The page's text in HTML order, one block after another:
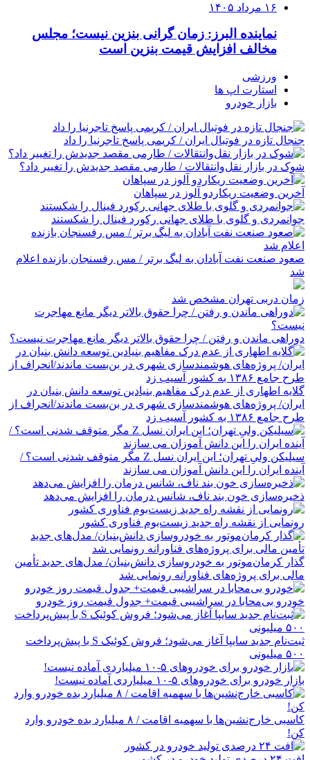
۱۶ مرداد ۱۴۰۵
نماینده البرز: زمان گرانی بنزین نیست؛ مجلس
مخالف افزایش قیمت بنزین است
ورزشی
استارت اپ ها
بازار خودرو
جنجال تازه در فوتبال ایران / کریمی پاسخ تاجرنیا را داد
شوک در بازار نقل‌وانتقالات / طارمی مقصد جدیدش را تغییر داد؟
آخرین وضعیت ریکاردو آلوز در سپاهان
جوانمردی و گلوی با طلای جهانی رکورد فینال را شکستند
صعود صنعت نفت آبادان به لیگ برتر / مس رفسنجان بازنده اعلام
شد
زمان دربی تهران مشخص شد
دوراهی ماندن و رفتن / چرا حقوق بالاتر دیگر مانع مهاجرت نیست؟
گلایه اطهاری از عدم درک مفاهیم بنیادین توسعه دانش بنیان در
ایران/ پروژه‌های هوشمندسازی شهری در بن‌بست ماندند/انحراف از
طرح جامع ۱۳۸۶ به کشور آسیب زد
سیلیکن ولیِ تهران؛ این ایران نسل Z مگر متوقف شدنی است؟ /
آینده ایران را این دانش آموزان می سازند
ذخیره‌سازی خون بند ناف، شانس درمان را افزایش می‌دهد
رونمایی از نقشه راه جدید زیست‌بوم فناوری کشور
گذار کرمان‌موتور به خودروسازی دانش‌بنیان/ مدل‌های جدید تأمین
مالی برای پروژه‌های فناورانه رونمایی شد
خودرو بی‌محابا در سراشیبی قیمت+ جدول قیمت روز خودرو
ثبت‌نام جدید سایپا آغاز می‌شود؛ فروش کوئیک S با پیش‌پرداخت
۵۰۰ میلیونی
بازار خودرو برای خودروهای ۵-۱۰ میلیاردی آماده نیست!
کاسبی خارج‌نشین‌ها با سهمیه اقامت / ۸ میلیارد بده خودرو وارد
کن!